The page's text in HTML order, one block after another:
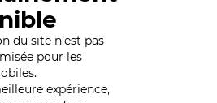
du site n’est pas
pour les
expérience,